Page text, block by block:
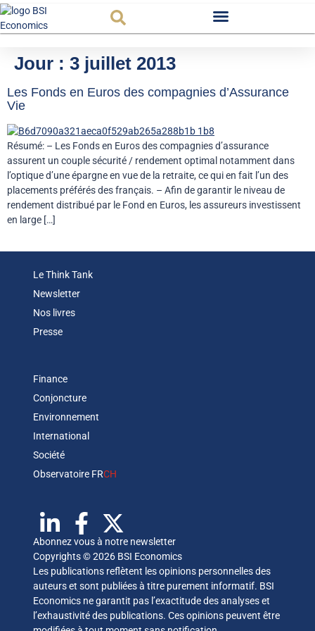
Jour : 3 juillet 2013
Les Fonds en Euros des compagnies d’Assurance
Vie
Résumé: – Les Fonds en Euros des compagnies d’assurance
assurent un couple sécurité / rendement optimal notamment dans
l’optique d’une épargne en vue de la retraite, ce qui en fait l’un des
placements préférés des français. – Afin de garantir le niveau de
rendement distribué par le Fond en Euros, les assureurs investissent
en large […]
Le Think Tank
Newsletter
Nos livres
Presse
Finance
Conjoncture
Environnement
International
Société
Observatoire FRCH
Abonnez vous à notre newsletter
Copyrights © 2026 BSI Economics
Les publications reflètent les opinions personnelles des
auteurs et sont publiées à titre purement informatif. BSI
Economics ne garantit pas l’exactitude des analyses et
l’exhaustivité des publications. Ces opinions peuvent être